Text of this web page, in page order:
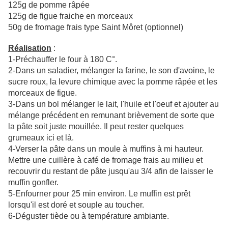
125g de pomme râpée
125g de figue fraiche en morceaux
50g de fromage frais type Saint Môret (optionnel)
Réalisation :
1-Préchauffer le four à 180 C°.
2-Dans un saladier, mélanger la farine, le son d'avoine, le
sucre roux, la levure chimique avec la pomme râpée et les
morceaux de figue.
3-Dans un bol mélanger le lait, l'huile et l'oeuf et ajouter au
mélange précédent en remunant brièvement de sorte que
la pâte soit juste mouillée. Il peut rester quelques
grumeaux ici et là.
4-Verser la pâte dans un moule à muffins à mi hauteur.
Mettre une cuillère à café de fromage frais au milieu et
recouvrir du restant de pâte jusqu'au 3/4 afin de laisser le
muffin gonfler.
5-Enfourner pour 25 min environ. Le muffin est prêt
lorsqu'il est doré et souple au toucher.
6-Déguster tiède ou à température ambiante.